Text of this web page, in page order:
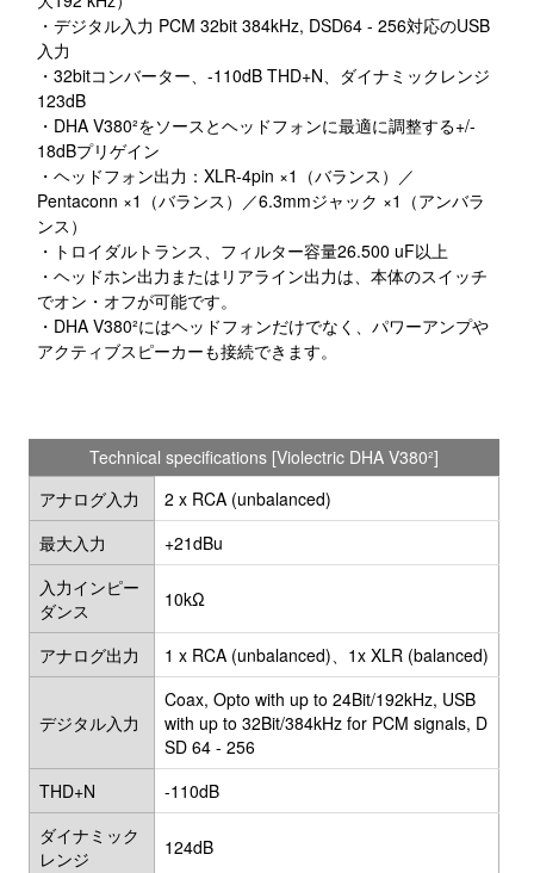
・デジタル入力 PCM 32bit 384kHz, DSD64 - 256対応のUSB
入力
・32bitコンバーター、-110dB THD+N、ダイナミックレンジ
123dB
・DHA V380²をソースとヘッドフォンに最適に調整する+/-
18dBプリゲイン
・ヘッドフォン出力：XLR-4pin ×1（バランス）／
Pentaconn ×1（バランス）／6.3mmジャック ×1（アンバラ
ンス）
・トロイダルトランス、フィルター容量26.500 uF以上
・ヘッドホン出力またはリアライン出力は、本体のスイッチ
でオン・オフが可能です。
・DHA V380²にはヘッドフォンだけでなく、パワーアンプや
アクティブスピーカーも接続できます。
Technical specifications [Violectric DHA V380²]
アナログ入力
2 x RCA (unbalanced)
最大入力
+21dBu
入力インピー
ダンス
10kΩ
アナログ出力 1 x RCA (unbalanced)、1x XLR (balanced)
デジタル入力
Coax, Opto with up to 24Bit/192kHz, USB
with up to 32Bit/384kHz for PCM signals, D
SD 64 - 256
THD+N
-110dB
ダイナミック
レンジ
124dB